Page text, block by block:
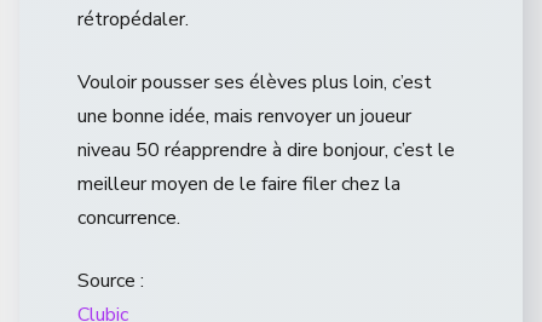
rétropédaler.
Vouloir pousser ses élèves plus loin, c’est
une bonne idée, mais renvoyer un joueur
niveau 50 réapprendre à dire bonjour, c’est le
meilleur moyen de le faire filer chez la
concurrence.
Source :
Clubic